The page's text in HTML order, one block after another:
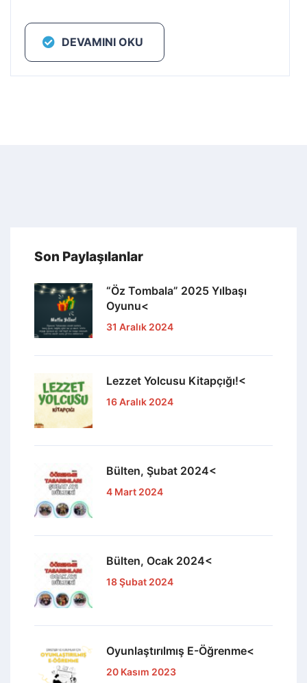
DEVAMINI OKU
Son Paylaşılanlar
“Öz Tombala” 2025 Yılbaşı
Oyunu<
31 Aralık 2024
Lezzet Yolcusu Kitapçığı!<
16 Aralık 2024
Bülten, Şubat 2024<
4 Mart 2024
Bülten, Ocak 2024<
18 Şubat 2024
Oyunlaştırılmış E-Öğrenme<
20 Kasım 2023